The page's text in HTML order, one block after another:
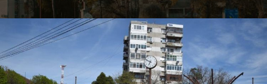
Општина КовинOn 2. oktobar 2023.